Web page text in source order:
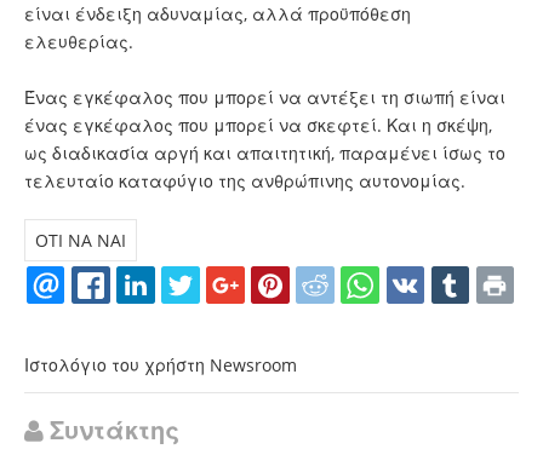
είναι ένδειξη αδυναμίας, αλλά προϋπόθεση
ελευθερίας.
Ένας εγκέφαλος που μπορεί να αντέξει τη σιωπή είναι
ένας εγκέφαλος που μπορεί να σκεφτεί. Και η σκέψη,
ως διαδικασία αργή και απαιτητική, παραμένει ίσως το
τελευταίο καταφύγιο της ανθρώπινης αυτονομίας.
OTI NA NAI
Ιστολόγιο του χρήστη Newsroom
Συντάκτης